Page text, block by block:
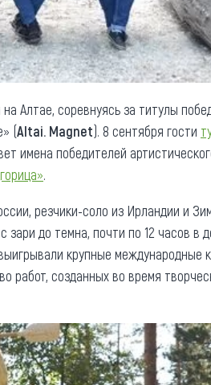
Алтае, соревнуясь за титулы
(Altai. Magnet). 8 сентября гости
имена победителей
.
резчики-соло из Ирландии и
зари до темна, почти по 12 часов в
крупные международные
созданных во время